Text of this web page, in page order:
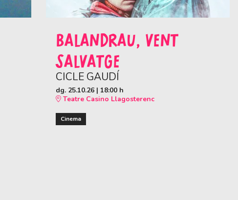
BALANDRAU, VENT
SALVATGE
CICLE GAUDÍ
dg. 25.10.26 | 18:00 h
Teatre Casino Llagosterenc
Cinema